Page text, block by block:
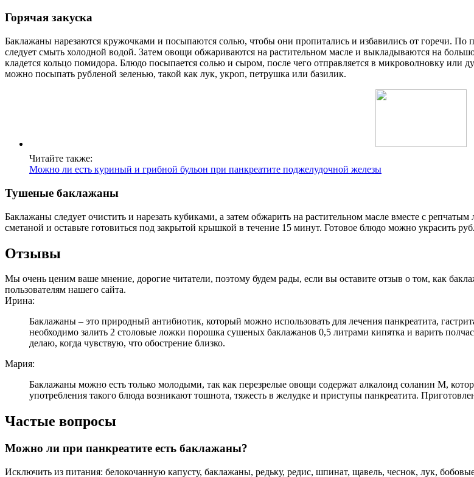
Горячая закуска
Баклажаны нарезаются кружочками и посыпаются солью, чтобы они пропитались и избавились от горечи.
следует смыть холодной водой. Затем овощи обжариваются на растительном масле и выкладываются на
кладется кольцо помидора. Блюдо посыпается солью и сыром, после чего отправляется в микроволновку
можно посыпать рубленой зеленью, такой как лук, укроп, петрушка или базилик.
Читайте также:
Можно ли есть куриный и грибной бульон при панкреатите поджелудочной железы
Тушеные баклажаны
Баклажаны следует очистить и нарезать кубиками, а затем обжарить на растительном масле вместе с
сметаной и оставьте готовиться под закрытой крышкой в течение 15 минут. Готовое блюдо можно украсить
Отзывы
Мы очень ценим ваше мнение, дорогие читатели, поэтому будем рады, если вы оставите отзыв о том, как
пользователям нашего сайта.
Ирина:
Баклажаны – это природный антибиотик, который можно использовать для лечения панкреатита,
необходимо залить 2 столовые ложки порошка сушеных баклажанов 0,5 литрами кипятка и варить
делаю, когда чувствую, что обострение близко.
Мария:
Баклажаны можно есть только молодыми, так как перезрелые овощи содержат алкалоид соланин М,
употребления такого блюда возникают тошнота, тяжесть в желудке и приступы панкреатита.
Частые вопросы
Можно ли при панкреатите есть баклажаны?
Исключить из питания: белокочанную капусту, баклажаны, редьку, редис, шпинат, щавель, чеснок, лук,